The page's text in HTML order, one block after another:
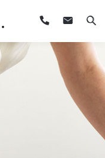
Minimumskvantum